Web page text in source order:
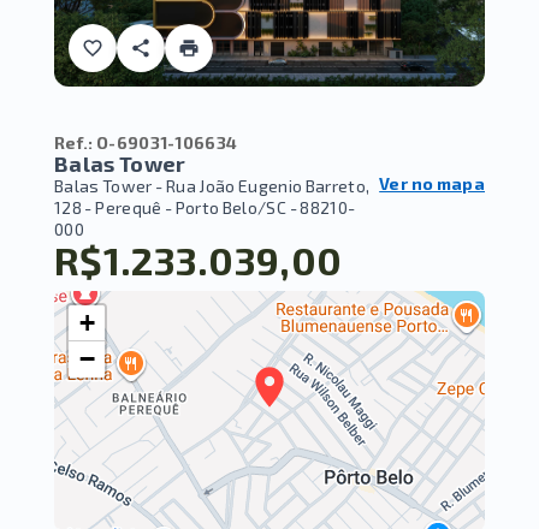
Ref.: O-69031-106634
Balas Tower
Balas Tower -Rua João Eugenio Barreto,
128 - Perequê - Porto Belo/SC - 88210-
000
Ver no mapa
R$1.233.039,00
+
−